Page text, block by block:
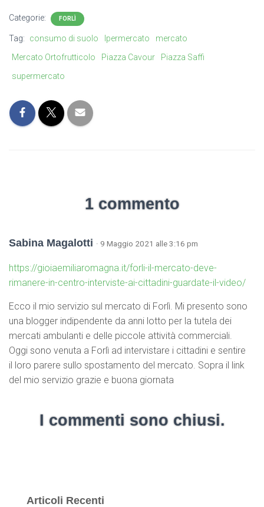
Categorie: FORLÌ
Tag: consumo di suolo Ipermercato
mercato
Mercato Ortofrutticolo
Piazza Cavour
Piazza Saffi
supermercato
1 commento
Sabina Magalotti · 9 Maggio 2021 alle 3:16 pm
https://gioiaemiliaromagna.it/forli-il-mercato-deve-
rimanere-in-centro-interviste-ai-cittadini-guardate-il-video/
Ecco il mio servizio sul mercato di Forlì. Mi presento sono
una blogger indipendente da anni lotto per la tutela dei
mercati ambulanti e delle piccole attività commerciali.
Oggi sono venuta a Forlì ad intervistare i cittadini e sentire
il loro parere sullo spostamento del mercato. Sopra il link
del mio servizio grazie e buona giornata
I commenti sono chiusi.
Articoli Recenti